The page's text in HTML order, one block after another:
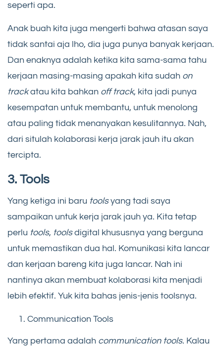
seperti apa.
Anak buah kita juga mengerti bahwa atasan saya
tidak santai aja lho, dia juga punya banyak kerjaan.
Dan enaknya adalah ketika kita sama-sama tahu
kerjaan masing-masing apakah kita sudah on
trackatau kita bahkan off track, kita jadi punya
kesempatan untuk membantu, untuk menolong
atau paling tidak menanyakan kesulitannya. Nah,
dari situlah kolaborasi kerja jarak jauh itu akan
tercipta.
3. Tools
Yang ketiga ini baru toolsyang tadi saya
sampaikan untuk kerja jarak jauh ya. Kita tetap
perlu tools, toolsdigital khususnya yang berguna
untuk memastikan dua hal. Komunikasi kita lancar
dan kerjaan bareng kita juga lancar. Nah ini
nantinya akan membuat kolaborasi kita menjadi
lebih efektif. Yuk kita bahas jenis-jenis toolsnya.
Communication Tools
Yang pertama adalah communication tools. Kalau